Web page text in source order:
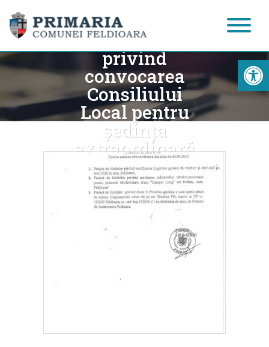
Dispoziția nr.
245/21.09.2020
privind
convocarea
Consiliului
Local pentru
ședința
extraordinară